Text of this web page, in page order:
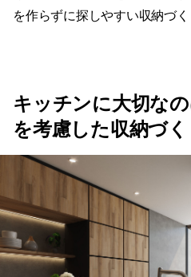
を作らずに探しやすい収納づく
キッチンに大切な
を考慮した収納づく